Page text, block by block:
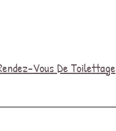
Vous De Toilettage